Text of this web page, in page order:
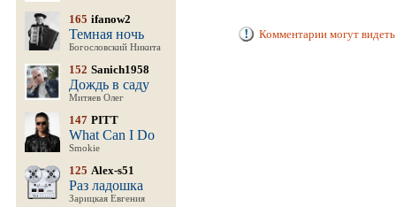
165 ifanow2
Темная ночь
Богословский Никита
152 Sanich1958
Дождь в саду
Митяев Олег
147 PITT
What Can I Do
Smokie
125 Alex-s51
Раз ладошка
Зарицкая Евгения
Комментарии могут видеть